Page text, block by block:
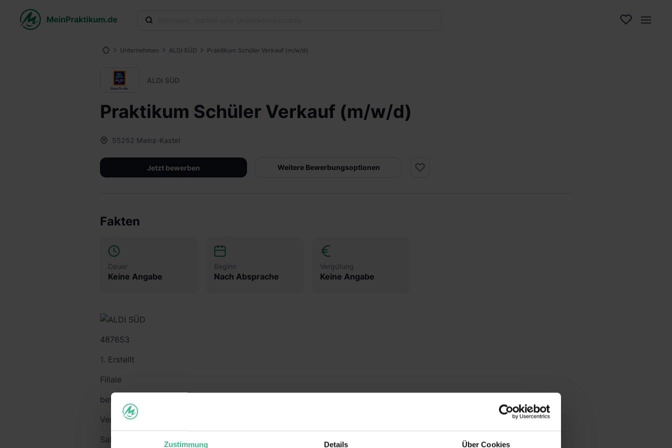
Zustimmung Details Über Cookies
Unternehmen ALDI SÜD Praktikum Schüler Verkauf (m/w/d)
ALDI SÜD
Praktikum Schüler Verkauf (m/w/d)
55252 Mainz-Kastel
Jetzt bewerben Weitere Bewerbungsoptionen
Fakten
Dauer
Keine Angabe
Beginn
Nach Absprache
Vergütung
Keine Angabe
487653
Erstellt
Filiale
befristet
Verkauf
Sabine Möller